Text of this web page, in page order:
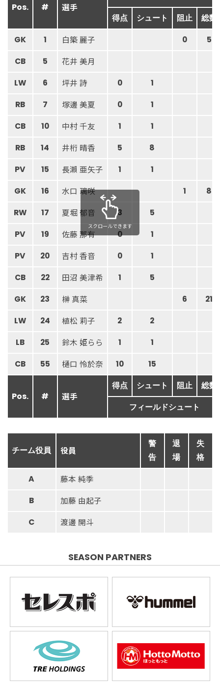
Pos. # 選手
得点 シュート 阻止 総数
GK 1 白築 麗子 0 5
CB 5 花井 美月
LW 6 坪井 詩 0 1
RB 7 塚邊 美夏 0 1
CB 10 中村 千友 1 1
RB 14 井桁 晴香 5 8
PV 15 長瀨 亜矢子 1 1
GK 16 水口 璃咲 1 8
RW 17 夏堀 郁音 3 5
PV 19 佐藤 那有 0 1
PV 20 吉村 香音 0 1
CB 22 田沼 美津希 1 5
GK 23 榊 真菜 6 21
LW 24 植松 莉子 2 2
LB 25 鈴木 姫らら 1 1
CB 55 樋口 怜於奈 10 15
Pos. # 選手
得点 シュート 阻止 総数
フィールドシュート
スクロールできます
チーム役員 役員
警
告
退
場
失
格
A 藤本 純季
B 加藤 由起子
C 渡邊 開斗
SEASON PARTNERS